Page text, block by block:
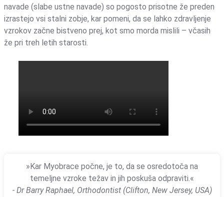
navade (slabe ustne navade) so pogosto prisotne že preden
izrastejo vsi stalni zobje, kar pomeni, da se lahko zdravljenje
vzrokov začne bistveno prej, kot smo morda mislili – včasih
že pri treh letih starosti.
»Kar Myobrace počne, je to, da se osredotoča na
temeljne vzroke težav in jih poskuša odpraviti.«
- Dr Barry Raphael, Orthodontist (Clifton, New Jersey, USA)